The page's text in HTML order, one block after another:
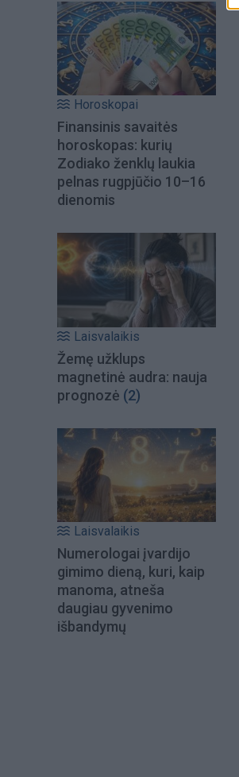
Horoskopai
Finansinis savaitės
horoskopas: kurių
Zodiako ženklų laukia
pelnas rugpjūčio 10–16
dienomis
Laisvalaikis
Žemę užklups
magnetinė audra: nauja
prognozė (2)
Laisvalaikis
Numerologai įvardijo
gimimo dieną, kuri, kaip
manoma, atneša
daugiau gyvenimo
išbandymų